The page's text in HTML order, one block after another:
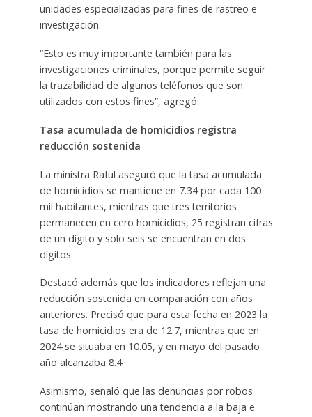
unidades especializadas para fines de rastreo e
investigación.
“Esto es muy importante también para las
investigaciones criminales, porque permite seguir
la trazabilidad de algunos teléfonos que son
utilizados con estos fines”, agregó.
Tasa acumulada de homicidios registra
reducción sostenida
La ministra Raful aseguró que la tasa acumulada
de homicidios se mantiene en 7.34 por cada 100
mil habitantes, mientras que tres territorios
permanecen en cero homicidios, 25 registran cifras
de un dígito y solo seis se encuentran en dos
dígitos.
Destacó además que los indicadores reflejan una
reducción sostenida en comparación con años
anteriores. Precisó que para esta fecha en 2023 la
tasa de homicidios era de 12.7, mientras que en
2024 se situaba en 10.05, y en mayo del pasado
año alcanzaba 8.4.
Asimismo, señaló que las denuncias por robos
continúan mostrando una tendencia a la baja e